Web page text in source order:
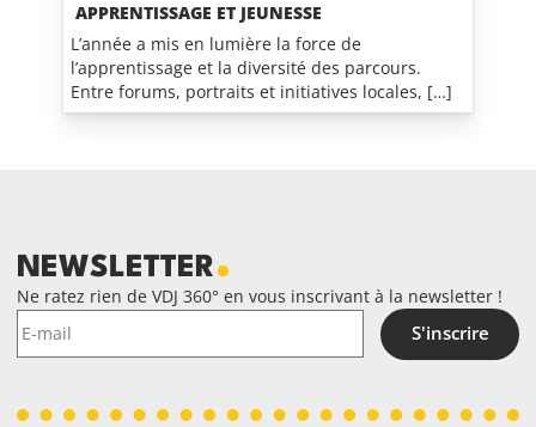
APPRENTISSAGE ET JEUNESSE
L’année a mis en lumière la force de
l’apprentissage et la diversité des parcours.
Entre forums, portraits et initiatives locales, […]
NEWSLETTER
Ne ratez rien de VDJ 360° en vous inscrivant à la newsletter !
S'inscrire